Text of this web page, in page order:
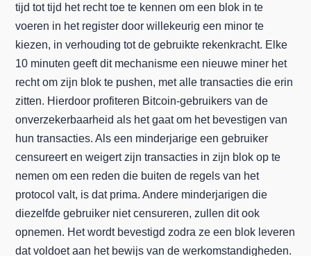
tijd tot tijd het recht toe te kennen om een blok in te
voeren in het register door willekeurig een minor te
kiezen, in verhouding tot de gebruikte rekenkracht. Elke
10 minuten geeft dit mechanisme een nieuwe miner het
recht om zijn blok te pushen, met alle transacties die erin
zitten. Hierdoor profiteren Bitcoin-gebruikers van de
onverzekerbaarheid als het gaat om het bevestigen van
hun transacties. Als een minderjarige een gebruiker
censureert en weigert zijn transacties in zijn blok op te
nemen om een reden die buiten de regels van het
protocol valt, is dat prima. Andere minderjarigen die
diezelfde gebruiker niet censureren, zullen dit ook
opnemen. Het wordt bevestigd zodra ze een blok leveren
dat voldoet aan het bewijs van de werkomstandigheden.